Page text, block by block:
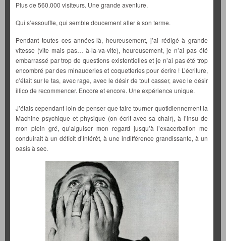
Plus de 560.000 visiteurs. Une grande aventure.
Qui s’essouffle, qui semble doucement aller à son terme.
Pendant toutes ces années-là, heureusement, j’ai rédigé à grande
vitesse (vite mais pas… à-la-va-vite), heureusement, je n’ai pas été
embarrassé par trop de questions existentielles et je n’ai pas été trop
encombré par des minauderies et coquetteries pour écrire ! L’écriture,
c’était sur le tas, avec rage, avec le désir de tout casser, avec le désir
illico de recommencer. Encore et encore. Une expérience unique.
J’étais cependant loin de penser que faire tourner quotidiennement la
Machine psychique et physique (on écrit avec sa chair), à l’insu de
mon plein gré, qu’aiguiser mon regard jusqu’à l’exacerbation me
conduirait à un déficit d’intérêt, à une indifférence grandissante, à un
oasis à sec.